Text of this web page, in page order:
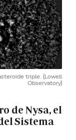
triple. (Lowell
Observatory)
de Nysa, el
Sistema